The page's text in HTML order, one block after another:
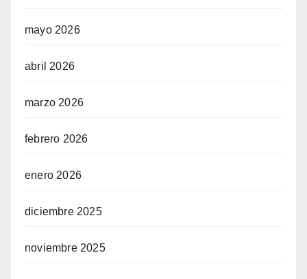
mayo 2026
abril 2026
marzo 2026
febrero 2026
enero 2026
diciembre 2025
noviembre 2025